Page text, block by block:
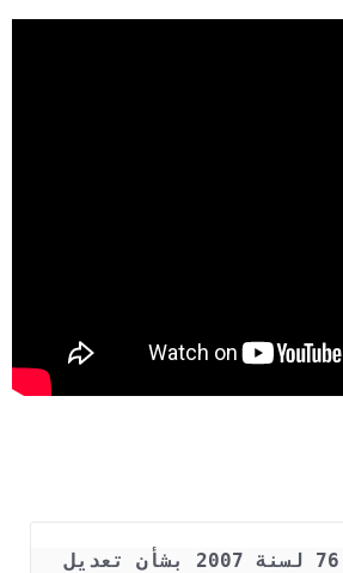
القانون رقم 76 لسنة 2007 بشأن تعديل